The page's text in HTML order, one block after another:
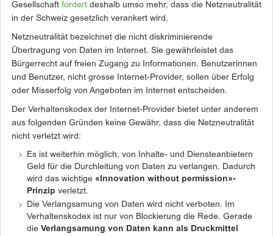
Gesellschaft fordert deshalb umso mehr, dass die Netzneutralität
in der Schweiz gesetzlich verankert wird.
Netzneutralität bezeichnet die nicht diskriminierende
Übertragung von Daten im Internet. Sie gewährleistet das
Bürgerrecht auf freien Zugang zu Informationen. Benutzerinnen
und Benutzer, nicht grosse Internet-Provider, sollen über Erfolg
oder Misserfolg von Angeboten im Internet entscheiden.
Der Verhaltenskodex der Internet-Provider bietet unter anderem
aus folgenden Gründen keine Gewähr, dass die Netzneutralität
nicht verletzt wird:
Es ist weiterhin möglich, von Inhalte- und Diensteanbietern
Geld für die Durchleitung von Daten zu verlangen. Dadurch
wird das wichtige «Innovation without permission»-
Prinzip verletzt.
Die Verlangsamung von Daten wird nicht verboten. Im
Verhaltenskodex ist nur von Blockierung die Rede. Gerade
die Verlangsamung von Daten kann als Druckmittel